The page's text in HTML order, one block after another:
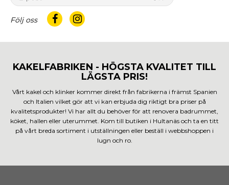
Följ oss
KAKELFABRIKEN - HÖGSTA KVALITET TILL
LÄGSTA PRIS!
Vårt kakel och klinker kommer direkt från fabrikerna i främst Spanien
och Italien vilket gör att vi kan erbjuda dig riktigt bra priser på
kvalitetsprodukter! Vi har allt du behöver för att renovera badrummet,
köket, hallen eller uterummet. Kom till butiken i Hultanäs och ta en titt
på vårt breda sortiment i utställningen eller beställ i webbshoppen i
lugn och ro.